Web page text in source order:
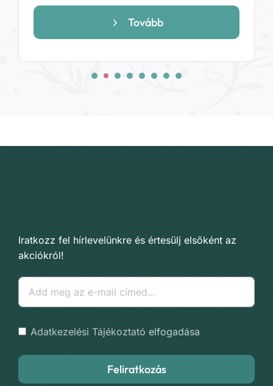
Tovább
Iratkozz fel hírlevelünkre és értesülj elsőként az
akciókról!
Adatkezelési Tájékoztató elfogadása
Feliratkozás